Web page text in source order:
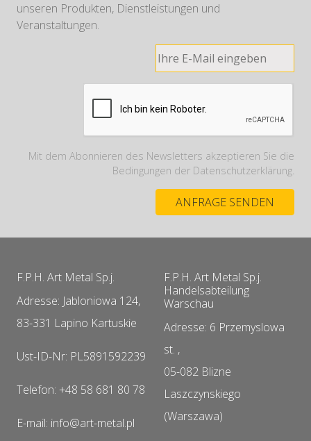
unseren Produkten, Dienstleistungen und
Veranstaltungen.
Mit dem Abonnieren des Newsletters akzeptieren Sie die
Bedingungen der Datenschutzerklärung.
F.P.H. Art Metal Sp.j.
Adresse: Jabloniowa 124,
83-331 Lapino Kartuskie
Ust-ID-Nr: PL5891592239
Telefon: +48 58 681 80 78
E-mail: info@art-metal.pl
F.P.H. Art Metal Sp.j.
Handelsabteilung
Warschau
Adresse: 6 Przemyslowa
st. ,
05-082 Blizne
Laszczynskiego
(Warszawa)